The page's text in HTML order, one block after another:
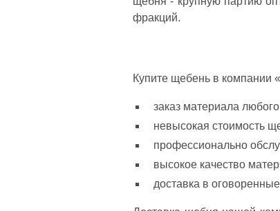
фракций.
Купите щебень в компании
заказ материала
невысокая стоимость
профессионально
высокое качество
доставка в